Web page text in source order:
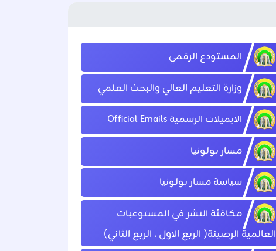
المستودع الرقمي
وزارة التعليم العالي والبحث العلمي
الايميلات الرسمية‎ Official Emails ‎
مسار بولونيا
سياسة مسار بولونيا
مكافئة النشر في المستوعبات
العالمية الرصينة( الربع الاول ، الربع الثاني)